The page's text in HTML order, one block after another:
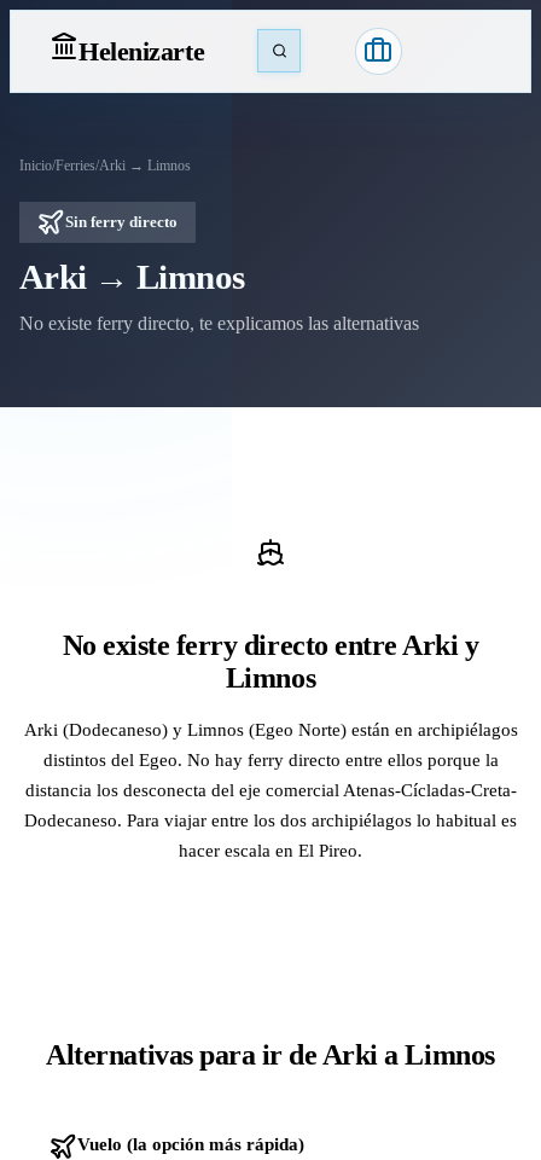
Helenizarte
Inicio/Ferries/Arki → Limnos
Sin ferry directo
Arki → Limnos
No existe ferry directo, te explicamos las alternativas
No existe ferry directo entre Arki y
Limnos
Arki (Dodecaneso) y Limnos (Egeo Norte) están en archipiélagos
distintos del Egeo. No hay ferry directo entre ellos porque la
distancia los desconecta del eje comercial Atenas-Cícladas-Creta-
Dodecaneso. Para viajar entre los dos archipiélagos lo habitual es
hacer escala en El Pireo.
Alternativas para ir de Arki a Limnos
Vuelo (la opción más rápida)